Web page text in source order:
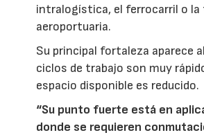
intralogística, el ferrocarril o la
aeroportuaria.
Su principal fortaleza aparece
ciclos de trabajo son muy
espacio disponible es reducido.
“Su punto fuerte está en
donde se requieren